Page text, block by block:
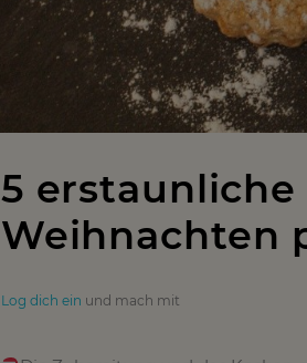
5
Weihnachten
Log dich ein und mach mit